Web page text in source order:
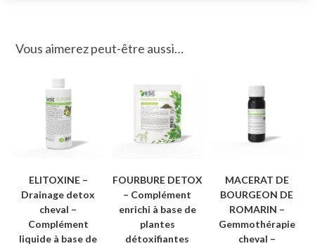
Vous aimerez peut-être aussi…
ELITOXINE –
Drainage detox
cheval –
Complément
liquide à base de
FOURBURE DETOX
– Complément
enrichi à base de
plantes
détoxifiantes
MACERAT DE
BOURGEON DE
ROMARIN –
Gemmothérapie
cheval –